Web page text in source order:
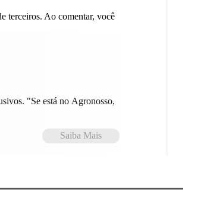
terceiros. Ao comentar, você
"Se está no Agronosso,
Saiba Mais